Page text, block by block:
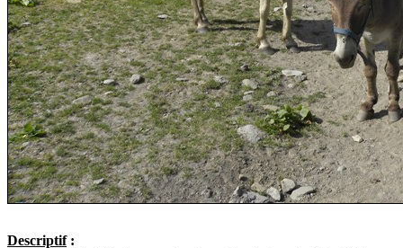
Descriptif: